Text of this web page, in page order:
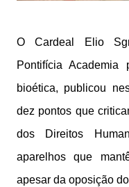
O Cardeal Elio
Pontifícia
bioética, publicou
dez pontos que
dos Direitos
aparelhos que
apesar da oposição